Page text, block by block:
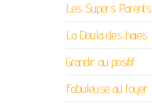
Les Supers Parents
La Doula des haies
Grandir au positif
Fabuleuse au foyer